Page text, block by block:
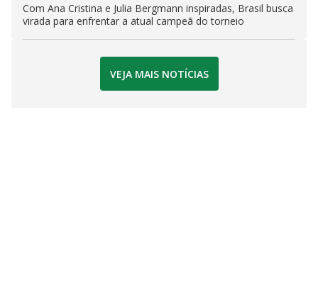
Com Ana Cristina e Julia Bergmann inspiradas, Brasil busca
virada para enfrentar a atual campeã do torneio
VEJA MAIS NOTÍCIAS